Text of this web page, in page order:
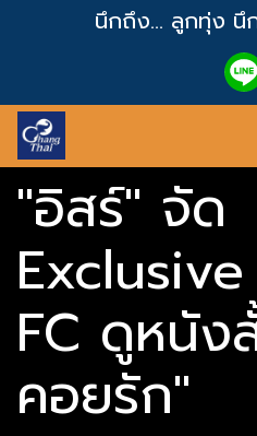
นึกถึง... ลูกทุ่ง นึ
"อิสร์" จัด
FC ดูหนัง
คอยรัก"